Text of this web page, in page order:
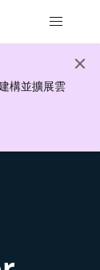
構並擴展雲